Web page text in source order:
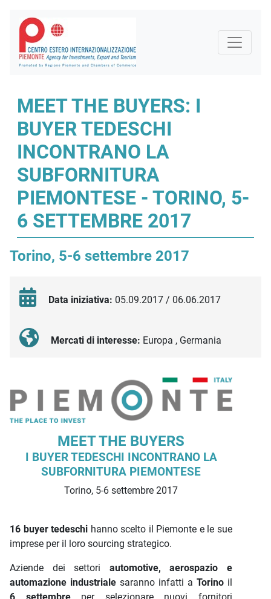
MEET THE BUYERS: I
BUYER TEDESCHI
INCONTRANO LA
SUBFORNITURA
PIEMONTESE - TORINO, 5-
6 SETTEMBRE 2017
Torino, 5-6 settembre 2017
Data iniziativa: 05.09.2017 / 06.06.2017
Mercati di interesse: Europa , Germania
Descrizione iniziativa
MEET THE BUYERS
I BUYER TEDESCHI INCONTRANO LA
SUBFORNITURA PIEMONTESE
Torino, 5-6 settembre 2017
16 buyer tedeschi hanno scelto il Piemonte e le sue
imprese per il loro sourcing strategico.
Aziende dei settori automotive, aerospazio e
automazione industriale saranno infatti a Torino il